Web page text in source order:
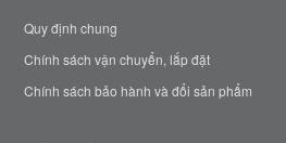
Quy định chung
Chính sách vận chuyển, lắp đặt
Chính sách bảo hành và đổi sản phẩm